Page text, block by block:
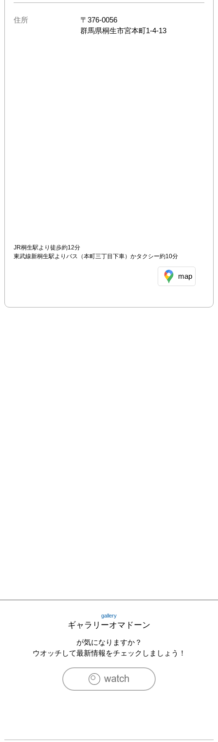
住所 〒 376-0056
群馬県桐生市宮本町1-4-13
JR桐生駅より徒歩約12分
東武線新桐生駅よりバス（本町三丁目下車）かタクシー約10分
map
gallery
ギャラリーオマドーン
が気になりますか？
ウオッチして最新情報をチェックしましょう！